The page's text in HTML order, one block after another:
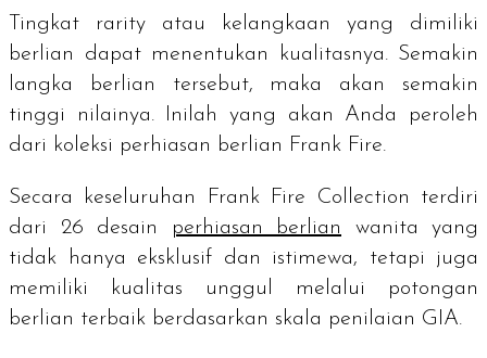
Tingkat rarity atau kelangkaan yang dimiliki
berlian dapat menentukan kualitasnya. Semakin
langka berlian tersebut, maka akan semakin
tinggi nilainya. Inilah yang akan Anda peroleh
dari koleksi perhiasan berlian Frank Fire.
Secara keseluruhan Frank Fire Collection terdiri
dari 26 desain
perhiasan berlian wanita yang
tidak hanya eksklusif dan istimewa, tetapi juga
memiliki kualitas unggul melalui potongan
berlian terbaik berdasarkan skala penilaian GIA.